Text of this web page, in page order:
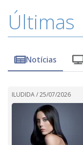
Últimas
Notícias
ILUDIDA /25/07/2026